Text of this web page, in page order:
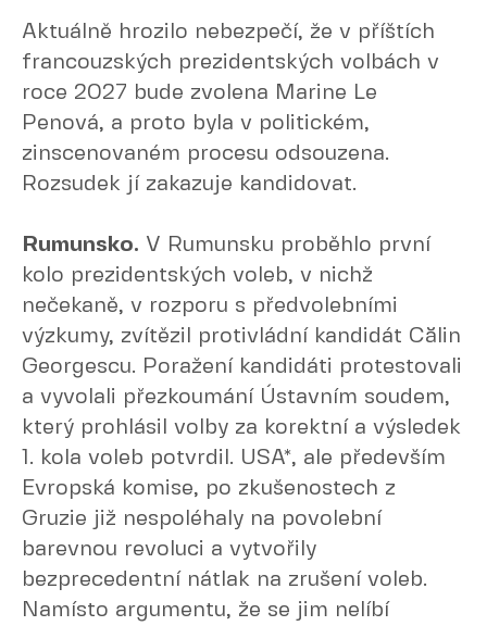
Aktuálně hrozilo nebezpečí, že v příštích
francouzských prezidentských volbách v
roce 2027 bude zvolena Marine Le
Penová, a proto byla v politickém,
zinscenovaném procesu odsouzena.
Rozsudek jí zakazuje kandidovat.
Rumunsko. V Rumunsku proběhlo první
kolo prezidentských voleb, v nichž
nečekaně, v rozporu s předvolebními
výzkumy, zvítězil protivládní kandidát Călin
Georgescu. Poražení kandidáti protestovali
a vyvolali přezkoumání Ústavním soudem,
který prohlásil volby za korektní a výsledek
1. kola voleb potvrdil. USA*, ale především
Evropská komise, po zkušenostech z
Gruzie již nespoléhaly na povolební
barevnou revoluci a vytvořily
bezprecedentní nátlak na zrušení voleb.
Namísto argumentu, že se jim nelíbí